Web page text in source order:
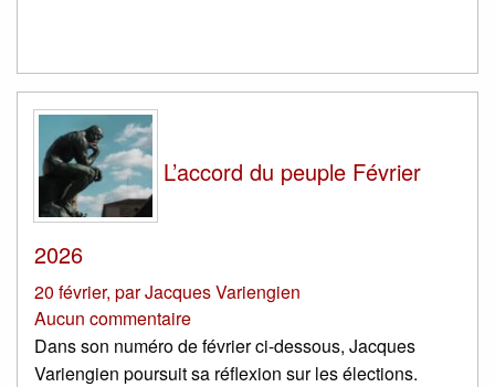
L’accord du peuple Février
2026
20 février, parJacques Variengien
Aucun commentaire
Dans son numéro de février ci-dessous, Jacques
Variengien poursuit sa réflexion sur les élections.